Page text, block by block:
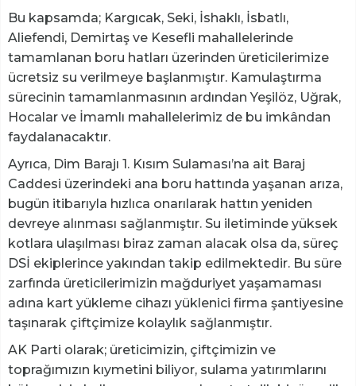
Bu kapsamda; Kargıcak, Seki, İshaklı, İsbatlı,
Aliefendi, Demirtaş ve Kesefli mahallelerinde
tamamlanan boru hatları üzerinden üreticilerimize
ücretsiz su verilmeye başlanmıştır. Kamulaştırma
sürecinin tamamlanmasının ardından Yeşilöz, Uğrak,
Hocalar ve İmamlı mahallelerimiz de bu imkândan
faydalanacaktır.
Ayrıca, Dim Barajı 1. Kısım Sulaması’na ait Baraj
Caddesi üzerindeki ana boru hattında yaşanan arıza,
bugün itibarıyla hızlıca onarılarak hattın yeniden
devreye alınması sağlanmıştır. Su iletiminde yüksek
kotlara ulaşılması biraz zaman alacak olsa da, süreç
DSİ ekiplerince yakından takip edilmektedir. Bu süre
zarfında üreticilerimizin mağduriyet yaşamaması
adına kart yükleme cihazı yüklenici firma şantiyesine
taşınarak çiftçimize kolaylık sağlanmıştır.
AK Parti olarak; üreticimizin, çiftçimizin ve
toprağımızın kıymetini biliyor, sulama yatırımlarını